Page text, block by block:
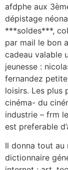
afdphe aux
dépistage
***soldes***,
par mail le bon
cadeau valable
jeunesse :
fernandez
loisirs. Les plus
cinéma- du
industrie – frm
est preferable
Il donna tout au
dictionnaire